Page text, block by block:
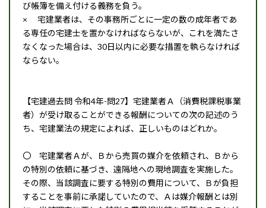
び帳簿を備え付ける義務を負う。
× 宅建業者は、その事務所ごとに一定の数の成年者であ
る専任の宅建士を置かなければならないが、これを満たさ
なくなった場合は、30日以内に必要な措置を執らなければ
ならない。
【宅建過去問 令和4年-問27】宅建業者Ａ（消費税課税事業
者）が受け取ることができる報酬についての次の記述のう
ち、宅建業法の規定によれば、正しいものはどれか。
〇 宅建業者Ａが、Ｂから売買の媒介を依頼され、Ｂから
の特別の依頼に基づき、遠隔地への現地調査を実施した。
その際、当該調査に要する特別の費用について、Ｂが負担
することを事前に承諾していたので、Ａは媒介報酬とは別